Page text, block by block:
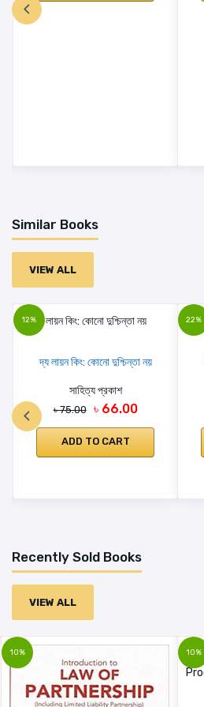
Similar Books
VIEW ALL
12%
দ্য লায়ন কিং: কোনো দুশ্চিন্তা নয়
সাহিত্য প্রকাশ
৳ 75.00 ৳ 66.00
ADD TO CART
22%
Recently Sold Books
VIEW ALL
10% 10%